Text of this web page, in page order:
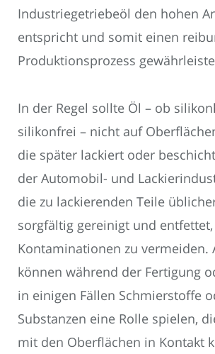
Industriegetriebeöl den hohen
entspricht und somit einen
Produktionsprozess
In der Regel sollte Öl – ob
silikonfrei – nicht auf
die später lackiert oder
der Automobil- und
die zu lackierenden Teile
sorgfältig gereinigt und
Kontaminationen zu vermeiden.
können während der Fertigung
in einigen Fällen Schmierstoffe
Substanzen eine Rolle spielen,
mit den Oberflächen in Kontakt